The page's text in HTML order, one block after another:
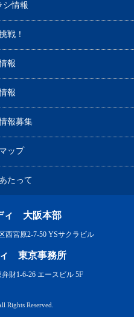
シ情報
戦！
報
報
報募集
ップ
たって
ィ 大阪本部
西宮原2-7-50 YSサクラビル
東京事務所
財1-6-26 エースビル 5F
Rights Reserved.